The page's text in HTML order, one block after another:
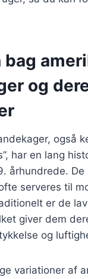
og
også
har en lang
århundrede.
serveres til
er de
giver dem
og
variationer af